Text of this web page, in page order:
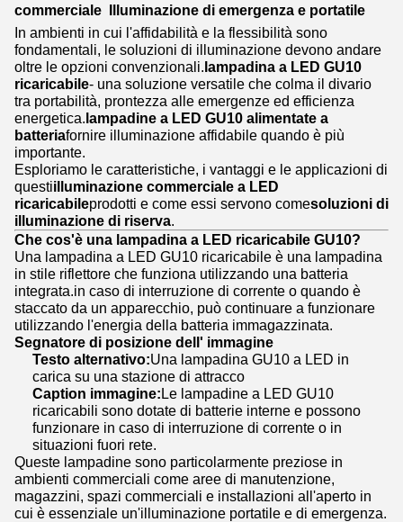
commerciale  Illuminazione di emergenza e portatile
In ambienti in cui l'affidabilità e la flessibilità sono
fondamentali, le soluzioni di illuminazione devono andare
oltre le opzioni convenzionali.lampadina a LED GU10
ricaricabile- una soluzione versatile che colma il divario
tra portabilità, prontezza alle emergenze ed efficienza
energetica.lampadine a LED GU10 alimentate a
batteriafornire illuminazione affidabile quando è più
importante.
Esploriamo le caratteristiche, i vantaggi e le applicazioni di
questiilluminazione commerciale a LED
ricaricabileprodotti e come essi servono comesoluzioni di
illuminazione di riserva.
Che cos'è una lampadina a LED ricaricabile GU10?
Una lampadina a LED GU10 ricaricabile è una lampadina
in stile riflettore che funziona utilizzando una batteria
integrata.in caso di interruzione di corrente o quando è
staccato da un apparecchio, può continuare a funzionare
utilizzando l'energia della batteria immagazzinata.
Segnatore di posizione dell' immagine
Testo alternativo:Una lampadina GU10 a LED in
carica su una stazione di attracco
Caption immagine:Le lampadine a LED GU10
ricaricabili sono dotate di batterie interne e possono
funzionare in caso di interruzione di corrente o in
situazioni fuori rete.
Queste lampadine sono particolarmente preziose in
ambienti commerciali come aree di manutenzione,
magazzini, spazi commerciali e installazioni all'aperto in
cui è essenziale un'illuminazione portatile e di emergenza.